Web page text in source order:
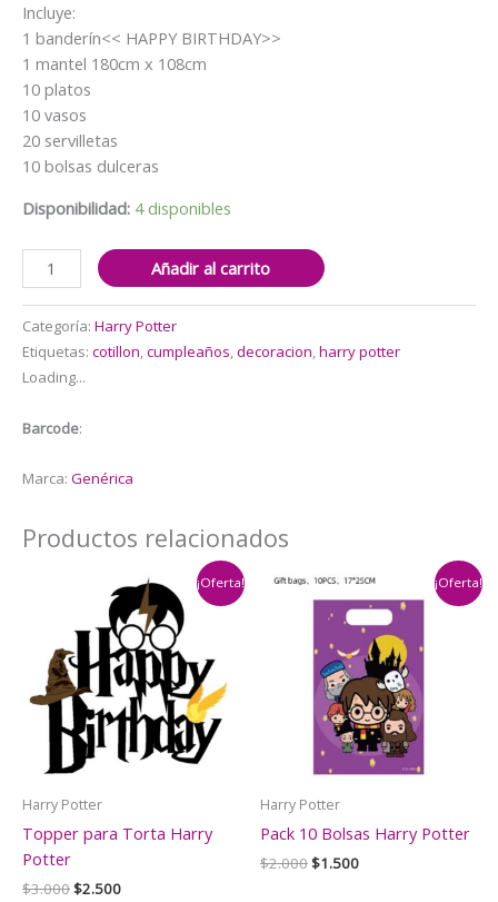
original
era:
actual
Incluye:
1 banderín<< HAPPY BIRTHDAY>>
1 mantel 180cm x 108cm
10 platos
10 vasos
20 servilletas
10 bolsas dulceras
Disponibilidad: 4 disponibles
Cotillón
Basico
Harry
Potter
(mod1)
cantidad
Añadir al carrito
Categoría: Harry Potter
Etiquetas: cotillon cumpleaños decoracion harry potter
Loading...
Barcode:
Marca: Genérica
Productos relacionados
¡Oferta!
Harry Potter
Topper para Torta Harry
Potter
$3.000El
$2.500El
¡Oferta!
Harry Potter
Pack 10 Bolsas Harry Potter
$2.000El
$1.500El